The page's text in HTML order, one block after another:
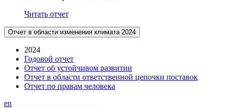
Читать отчет
Отчет в области изменения климата 2024
2024
Годовой отчет
Отчет об устойчивом развитии
Отчет в области ответственной цепочки поставок
Отчет по правам человека
en